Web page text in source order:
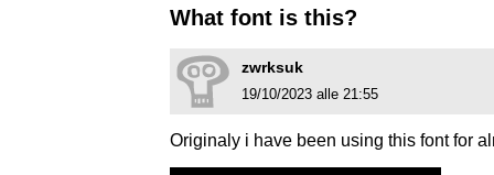
What font is this?
zwrksuk
19/10/2023 alle 21:55
Originaly i have been using this font for